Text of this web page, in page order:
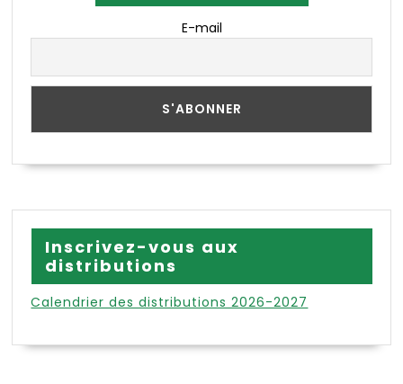
E-mail
Inscrivez-vous aux
distributions
Calendrier des distributions 2026-2027